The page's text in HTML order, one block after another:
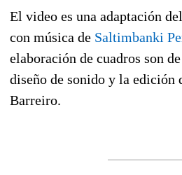
El video es una adaptación
con música de Saltimbanki
elaboración de cuadros son
diseño de sonido y la edición
Barreiro.